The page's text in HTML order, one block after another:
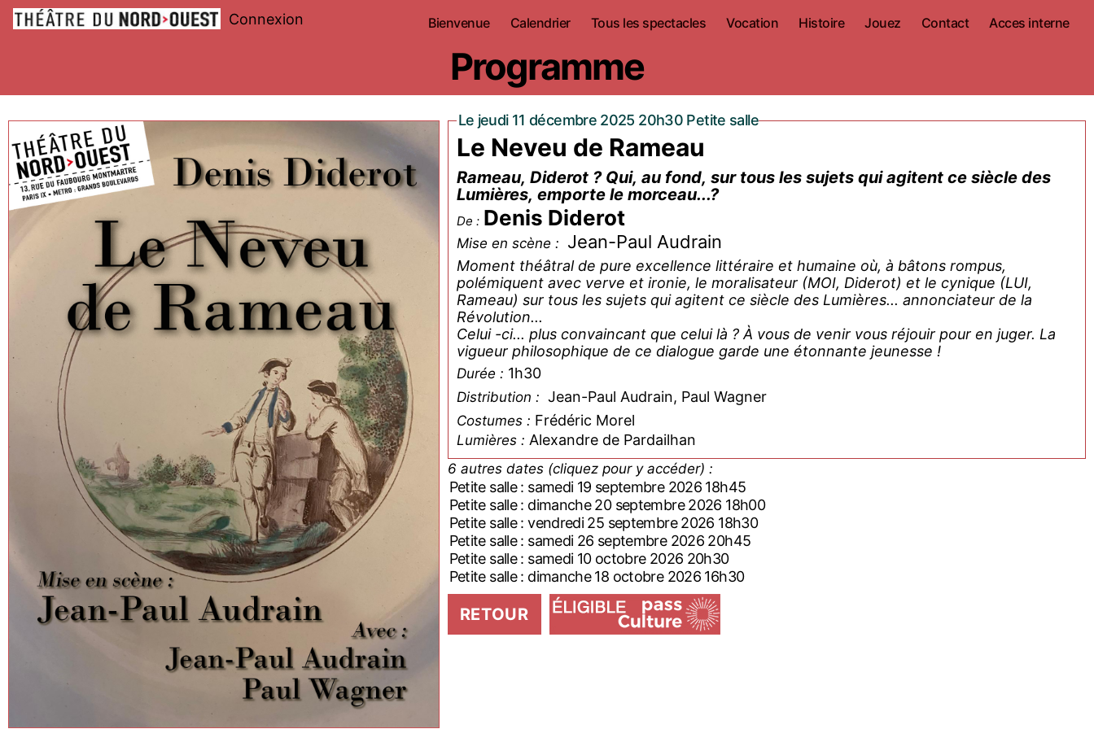
Connexion Bienvenue Calendrier Tous les spectacles Vocation Histoire Jouez Contact Acces interne
Programme
Le jeudi 11 décembre 2025 20h30 Petite salle
Le Neveu de Rameau
Rameau, Diderot ? Qui, au fond, sur tous les sujets qui agitent ce siècle des
Lumières, emporte le morceau...?
De : Denis Diderot
Mise en scène : Jean-Paul Audrain
Moment théâtral de pure excellence littéraire et humaine où, à bâtons rompus,
polémiquent avec verve et ironie, le moralisateur (MOI, Diderot) et le cynique (LUI,
Rameau) sur tous les sujets qui agitent ce siècle des Lumières... annonciateur de la
Révolution...
Celui -ci... plus convaincant que celui là ? À vous de venir vous réjouir pour en juger. La
vigueur philosophique de ce dialogue garde une étonnante jeunesse !
Durée : 1h30
Distribution : Jean-Paul Audrain, Paul Wagner
Costumes : Frédéric Morel
Lumières : Alexandre de Pardailhan
6 autres dates (cliquez pour y accéder) :
Petite salle : samedi 19 septembre 2026 18h45
Petite salle : dimanche 20 septembre 2026 18h00
Petite salle : vendredi 25 septembre 2026 18h30
Petite salle : samedi 26 septembre 2026 20h45
Petite salle : samedi 10 octobre 2026 20h30
Petite salle : dimanche 18 octobre 2026 16h30